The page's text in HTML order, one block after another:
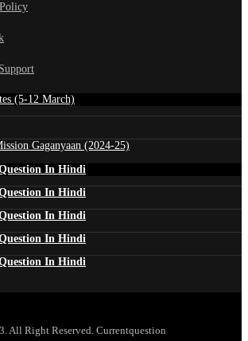
(5-12 March)
Gaganyaan (2024-25)
In Hindi
In Hindi
In Hindi
In Hindi
In Hindi
All Right Reserved. Currentquestion